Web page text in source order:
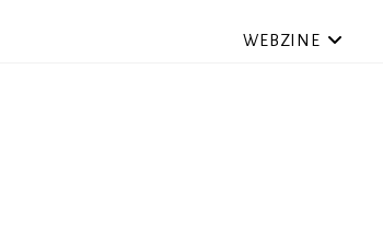
WEBZINE